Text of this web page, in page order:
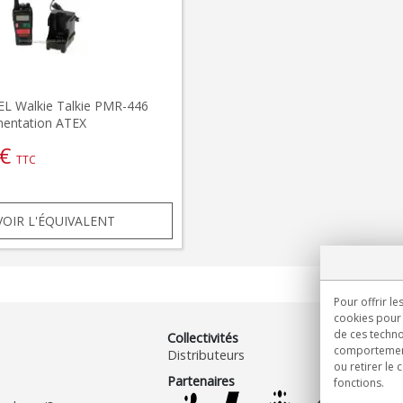
Walkie Talkie PMR-446
ATEX
TTC
L'ÉQUIVALENT
Collectivités
Distributeurs
Partenaires
Pour offrir
cookies
de ces
ou retirer le
fonctions.